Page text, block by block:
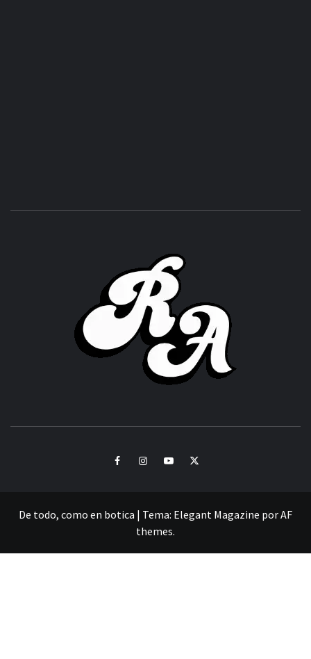
FacebookInstagramYoutubeTwitter
De todo, como en botica | Tema: Elegant Magazine porAF
themes.